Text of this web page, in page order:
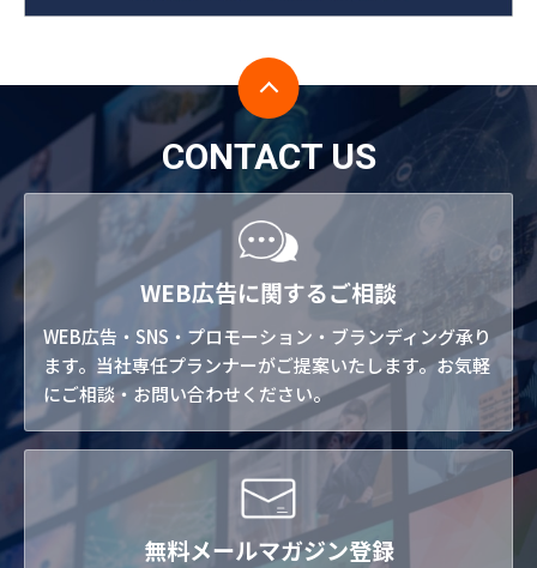
CONTACT US
WEB広告に関するご相談
WEB広告・SNS・プロモーション・ブランディング承り
ます。当社専任プランナーがご提案いたします。お気軽
にご相談・お問い合わせください。
無料メールマガジン登録